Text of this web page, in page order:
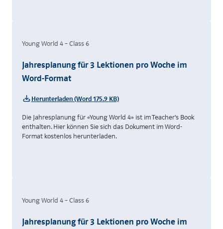
Young World 4 – Class 6
Jahresplanung für 3 Lektionen pro Woche im
Word-Format
Herunterladen (Word 175.9 KB)
Die Jahresplanung für «Young World 4» ist im Teacher's Book
enthalten. Hier können Sie sich das Dokument im Word-
Format kostenlos herunterladen.
Young World 4 – Class 6
Jahresplanung für 3 Lektionen pro Woche im